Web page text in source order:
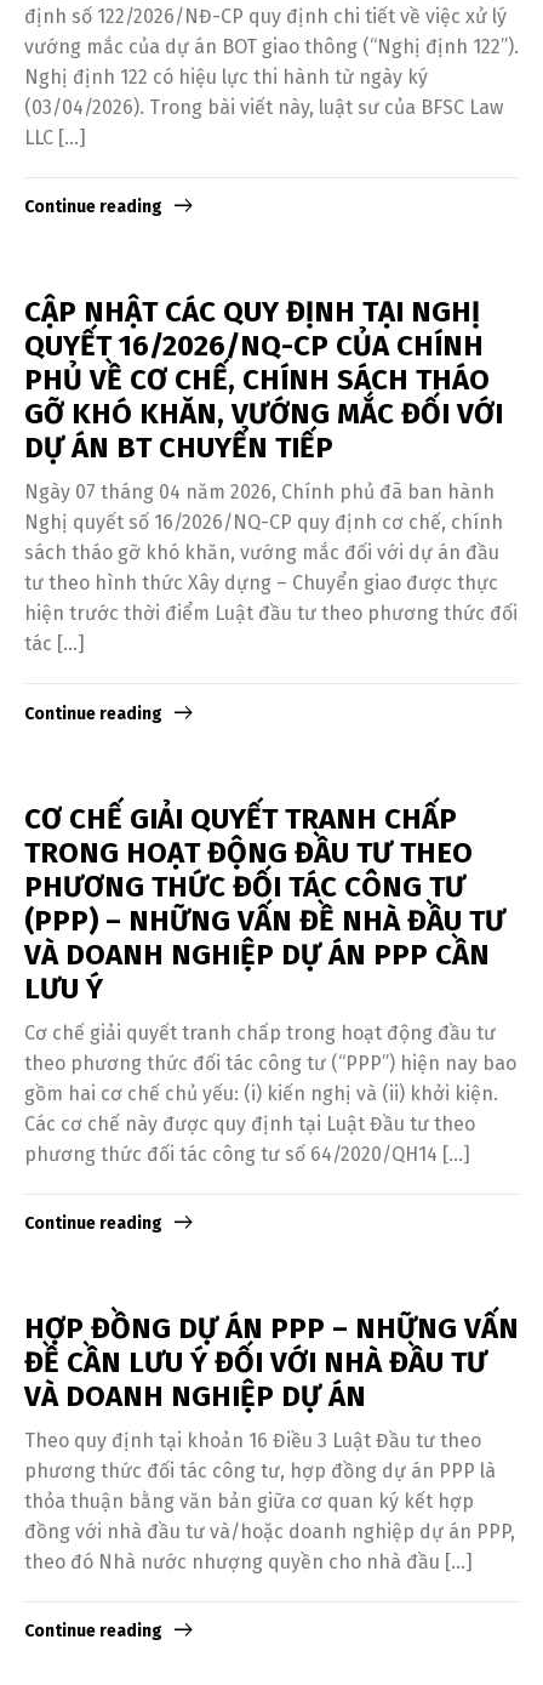
định số 122/2026/NĐ-CP quy định chi tiết về việc xử lý
vướng mắc của dự án BOT giao thông (“Nghị định 122”).
Nghị định 122 có hiệu lực thi hành từ ngày ký
(03/04/2026). Trong bài viết này, luật sư của BFSC Law
LLC […]
Continue reading
CẬP NHẬT CÁC QUY ĐỊNH TẠI NGHỊ
QUYẾT 16/2026/NQ-CP CỦA CHÍNH
PHỦ VỀ CƠ CHẾ, CHÍNH SÁCH THÁO
GỠ KHÓ KHĂN, VƯỚNG MẮC ĐỐI VỚI
DỰ ÁN BT CHUYỂN TIẾP
Ngày 07 tháng 04 năm 2026, Chính phủ đã ban hành
Nghị quyết số 16/2026/NQ-CP quy định cơ chế, chính
sách tháo gỡ khó khăn, vướng mắc đối với dự án đầu
tư theo hình thức Xây dựng – Chuyển giao được thực
hiện trước thời điểm Luật đầu tư theo phương thức đối
tác […]
Continue reading
CƠ CHẾ GIẢI QUYẾT TRANH CHẤP
TRONG HOẠT ĐỘNG ĐẦU TƯ THEO
PHƯƠNG THỨC ĐỐI TÁC CÔNG TƯ
(PPP) – NHỮNG VẤN ĐỀ NHÀ ĐẦU TƯ
VÀ DOANH NGHIỆP DỰ ÁN PPP CẦN
LƯU Ý
Cơ chế giải quyết tranh chấp trong hoạt động đầu tư
theo phương thức đối tác công tư (“PPP”) hiện nay bao
gồm hai cơ chế chủ yếu: (i) kiến nghị và (ii) khởi kiện.
Các cơ chế này được quy định tại Luật Đầu tư theo
phương thức đối tác công tư số 64/2020/QH14 […]
Continue reading
HỢP ĐỒNG DỰ ÁN PPP – NHỮNG VẤN
ĐỀ CẦN LƯU Ý ĐỐI VỚI NHÀ ĐẦU TƯ
VÀ DOANH NGHIỆP DỰ ÁN
Theo quy định tại khoản 16 Điều 3 Luật Đầu tư theo
phương thức đối tác công tư, hợp đồng dự án PPP là
thỏa thuận bằng văn bản giữa cơ quan ký kết hợp
đồng với nhà đầu tư và/hoặc doanh nghiệp dự án PPP,
theo đó Nhà nước nhượng quyền cho nhà đầu […]
Continue reading